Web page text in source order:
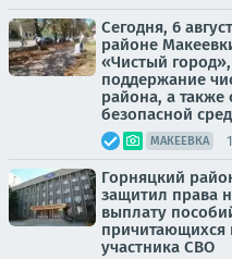
Сегодня, 6
районе
«Чистый
поддержание
района, а
безопасной
МАКЕЕВКА
Горняцкий
защитил права
выплату
причитающихся
участника СВО